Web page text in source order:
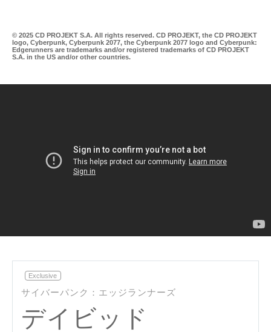
© 2025 CD PROJEKT S.A. All rights reserved. CD PROJEKT, the CD PROJEKT
logo, Cyberpunk, Cyberpunk 2077, the Cyberpunk 2077 logo and Cyberpunk:
Edgerunners are trademarks and/or registered trademarks of CD PROJEKT
S.A. in the US and/or other countries.
Exclusive
サイバーパンク：エッジランナーズ
デイビッド